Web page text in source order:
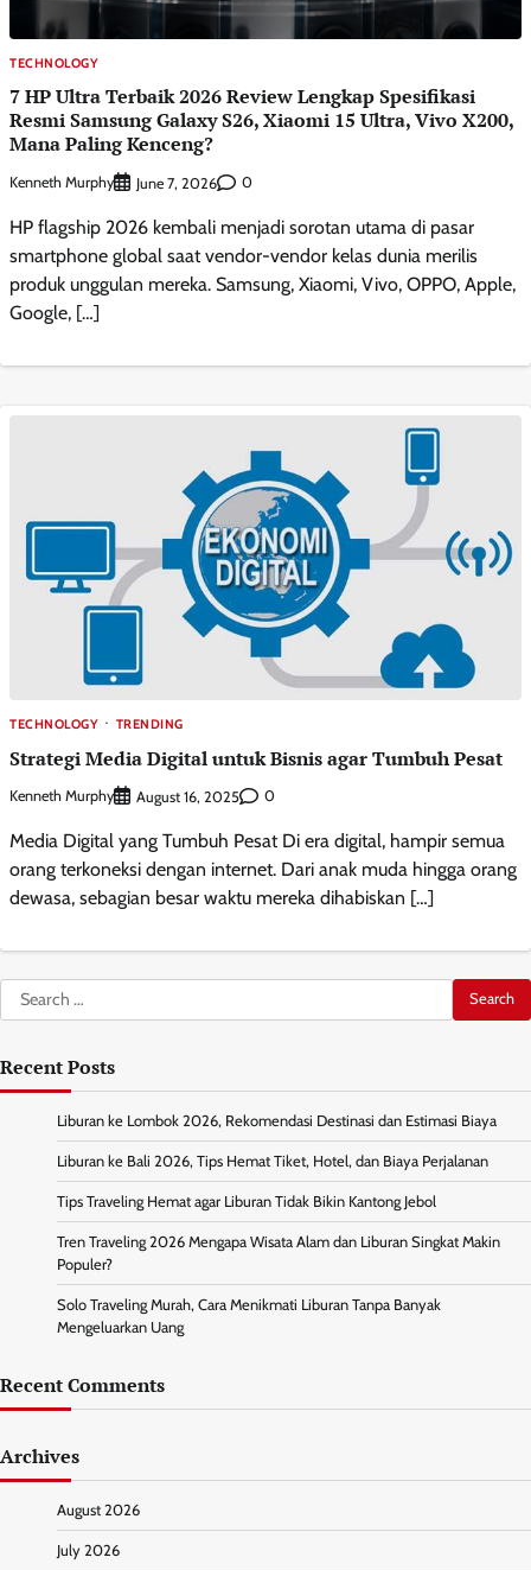
TECHNOLOGY
7 HP Ultra Terbaik 2026 Review Lengkap Spesifikasi
Resmi Samsung Galaxy S26, Xiaomi 15 Ultra, Vivo X200,
Mana Paling Kenceng?
Kenneth Murphy June 7, 2026 0
HP flagship 2026 kembali menjadi sorotan utama di pasar
smartphone global saat vendor-vendor kelas dunia merilis
produk unggulan mereka. Samsung, Xiaomi, Vivo, OPPO, Apple,
Google, […]
TECHNOLOGY TRENDING
Strategi Media Digital untuk Bisnis agar Tumbuh Pesat
Kenneth Murphy August 16, 2025 0
Media Digital yang Tumbuh Pesat Di era digital, hampir semua
orang terkoneksi dengan internet. Dari anak muda hingga orang
dewasa, sebagian besar waktu mereka dihabiskan […]
Search
for:
Recent Posts
Liburan ke Lombok 2026, Rekomendasi Destinasi dan Estimasi Biaya
Liburan ke Bali 2026, Tips Hemat Tiket, Hotel, dan Biaya Perjalanan
Tips Traveling Hemat agar Liburan Tidak Bikin Kantong Jebol
Tren Traveling 2026 Mengapa Wisata Alam dan Liburan Singkat Makin
Populer?
Solo Traveling Murah, Cara Menikmati Liburan Tanpa Banyak
Mengeluarkan Uang
Recent Comments
Archives
August 2026
July 2026